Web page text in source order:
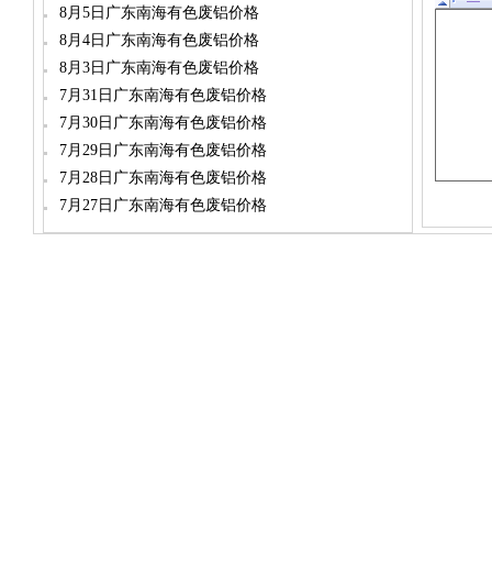
8月5日广东南海有色废铝价格
8月4日广东南海有色废铝价格
8月3日广东南海有色废铝价格
7月31日广东南海有色废铝价格
7月30日广东南海有色废铝价格
7月29日广东南海有色废铝价格
7月28日广东南海有色废铝价格
7月27日广东南海有色废铝价格